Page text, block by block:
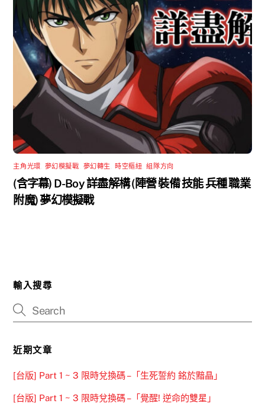
主角光環 夢幻模擬戰 夢幻轉生 ,時空樞紐 ,組隊方向
(含字幕) D-Boy 詳盡解構 (陣營 裝備 技能 兵種 職業
附魔) 夢幻模擬戰
輸入搜尋
近期文章
[台版] Part 1 ~ 3 限時兌換碼 –「生死誓約 銘於黯晶」
[台版] Part 1 ~ 3 限時兌換碼 –「覺醒! 逆命的雙星」